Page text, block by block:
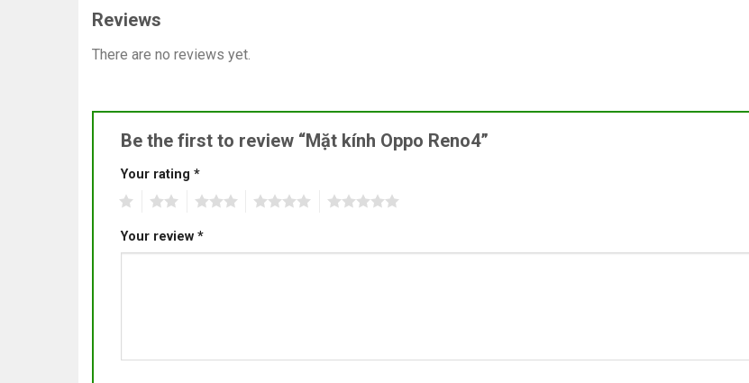
Reviews
There are no reviews yet.
Be the first to review “Mặt kính Oppo Reno4”
Your rating *
Your review *